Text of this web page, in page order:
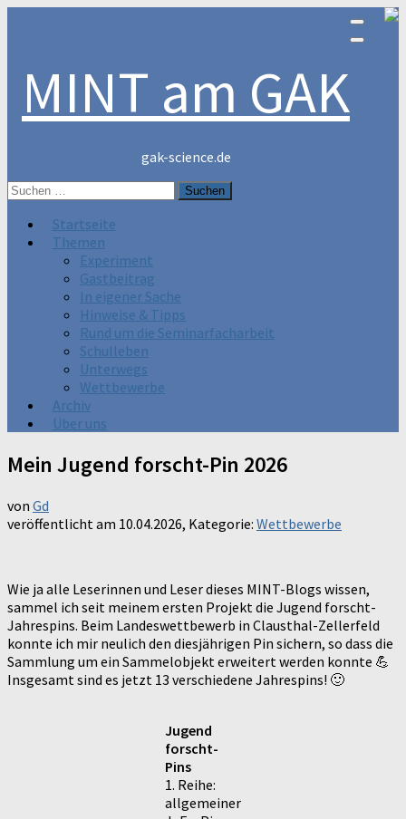
MINT am GAK
gak-science.de
Suchen
nach:
Startseite
Themen
Experiment
Gastbeitrag
In eigener Sache
Hinweise & Tipps
Rund um die Seminarfacharbeit
Schulleben
Unterwegs
Wettbewerbe
Archiv
Über uns
Mein Jugend forscht-Pin 2026
von Gd
veröffentlicht am 10.04.2026, Kategorie: Wettbewerbe
Wie ja alle Leserinnen und Leser dieses MINT-Blogs wissen,
sammel ich seit meinem ersten Projekt die Jugend forscht-
Jahrespins. Beim Landeswettbewerb in Clausthal-Zellerfeld
konnte ich mir neulich den diesjährigen Pin sichern, so dass die
Sammlung um ein Sammelobjekt erweitert werden konnte 💪
Insgesamt sind es jetzt 13 verschiedene Jahrespins! 🙂
Jugend
forscht-
Pins
1. Reihe:
allgemeiner